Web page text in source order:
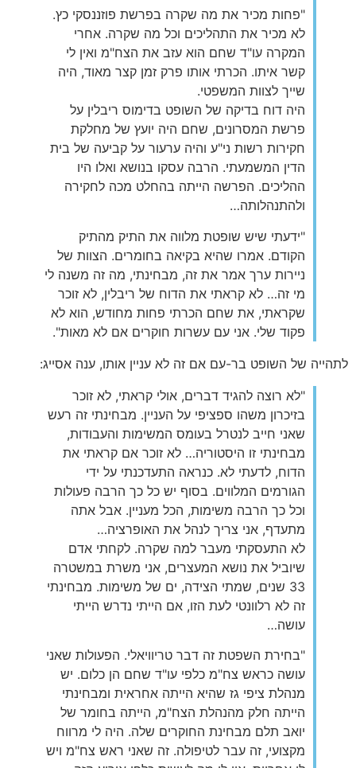
"פחות מכיר את מה שקרה בפרשת פוזננסקי כץ.
לא מכיר את התהליכים וכל מה שקרה. אחרי
המקרה עו"ד שחם הוא עזב את הצח"מ ואין לי
קשר איתו. הכרתי אותו פרק זמן קצר מאוד, היה
שייך לצוות המשפטי.
היה דוח בדיקה של השופט בדימוס ריבלין על
פרשת המסרונים, שחם היה יועץ של מחלקת
חקירות רשות ני"ע והיה ערעור על קביעה של בית
הדין המשמעתי. הרבה עסקו בנושא ואלו היו
ההליכים. הפרשה הייתה בהחלט מכה לחקירה
ולהתנהלותה…
"ידעתי שיש שופטת מלווה את התיק מהתיק
הקודם. אמרו שהיא בקיאה בחומרים. הצוות של
ניירות ערך אמר את זה, מבחינתי, מה זה משנה לי
מי זה… לא קראתי את הדוח של ריבלין, לא זוכר
שקראתי, את שחם הכרתי פחות מחודש, הוא לא
פקוד שלי. אני עם עשרות חוקרים אם לא מאות".
לתהייה של השופט בר-עם אם זה לא עניין אותו, ענה אסייג:
"לא רוצה להגיד דברים, אולי קראתי, לא זוכר
בזיכרון משהו ספציפי על העניין. מבחינתי זה רעש
שאני חייב לנטרל בעומס המשימות והעבודות,
מבחינתי זו היסטוריה… לא זוכר אם קראתי את
הדוח, לדעתי לא. כנראה התעדכנתי על ידי
הגורמים המלווים. בסוף יש כל כך הרבה פעולות
וכל כך הרבה משימות, הכל מעניין. אבל אתה
מתעדף, אני צריך לנהל את האופרציה…
לא התעסקתי מעבר למה שקרה. לקחתי אדם
שיוביל את נושא המעצרים, אני משרת במשטרה
33 שנים, שמתי הצידה, ים של משימות. מבחינתי
זה לא רלוונטי לעת הזו, אם הייתי נדרש הייתי
עושה…
"בחירת השפטת זה דבר טריוויאלי. הפעולות שאני
עושה כראש צח"מ כלפי עו"ד שחם הן כלום. יש
מנהלת ציפי גז שהיא הייתה אחראית ומבחינתי
הייתה חלק מהנהלת הצח"מ, הייתה בחומר של
יואב תלם מבחינת החוקרים שלה. היה לי מרווח
מקצועי, זה עבר לטיפולה. זה שאני ראש צח"מ ויש